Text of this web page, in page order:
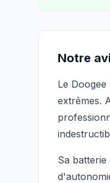
Notre
Le
extrêmes.
Sa